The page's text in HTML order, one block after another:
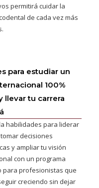
permitirá cuidar la
de cada vez más
para estudiar un
100%
llevar tu carrera
habilidades para liderar
decisiones
y ampliar tu visión
con un programa
para profesionistas que
creciendo sin dejar